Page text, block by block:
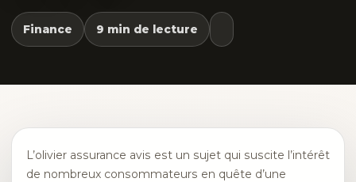
Finance 9 min de lecture
L’olivier assurance avis est un sujet qui suscite l’intérêt
de nombreux consommateurs en quête d’une